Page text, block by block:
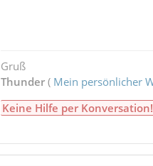
Gruß
Thunder( Mein persönlicher
Keine Hilfe per Konversation!